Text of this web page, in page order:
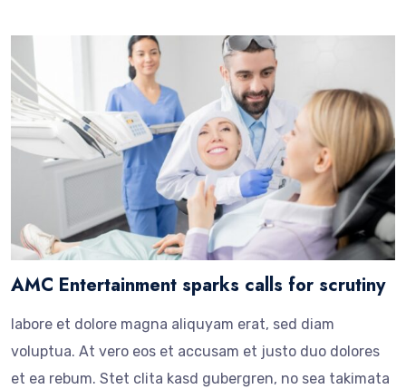
AMC Entertainment sparks calls for scrutiny
labore et dolore magna aliquyam erat, sed diam
voluptua. At vero eos et accusam et justo duo dolores
et ea rebum. Stet clita kasd gubergren, no sea takimata